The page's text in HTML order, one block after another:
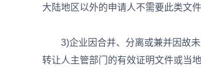
大陆地区以外的申请人不需要此类文件
3)企业因合并、分离或兼并因故未
转让人主管部门的有效证明文件或当